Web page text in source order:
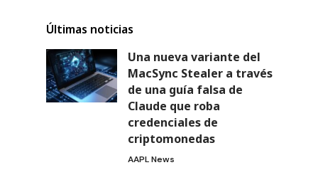
Últimas noticias
Una nueva variante del
MacSync Stealer a través
de una guía falsa de
Claude que roba
credenciales de
criptomonedas
AAPL News